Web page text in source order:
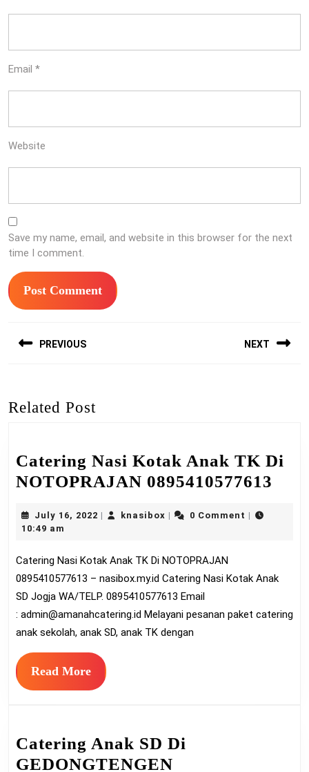
Email *
Website
Save my name, email, and website in this browser for the next
time I comment.
navigation
PREVIOUS NEXT
Related Post
Catering Nasi Kotak Anak TK Di
NOTOPRAJAN 0895410577613
Di
July 16, 2022 July
| knasiboxknasibox
| 0 Comment |
10:49 am
Catering Nasi Kotak Anak TK Di NOTOPRAJAN
0895410577613 – nasibox.my.id Catering Nasi Kotak Anak
SD Jogja WA/TELP. 0895410577613 Email
: admin@amanahcatering.id Melayani pesanan paket catering
anak sekolah, anak SD, anak TK dengan
Read MoreRead
More
Catering Anak SD Di
GEDONGTENGEN